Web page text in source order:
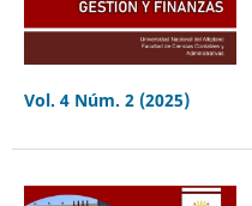
Vol. 4 Núm. 2 (2025)